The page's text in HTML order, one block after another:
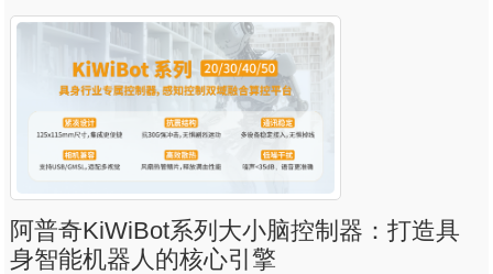
阿普奇KiWiBot系列大小脑控制器：打造具
身智能机器人的核心引擎